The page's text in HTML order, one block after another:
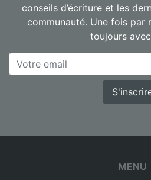
conseils d’écriture et les
communauté. Une fois par
toujours
MENU